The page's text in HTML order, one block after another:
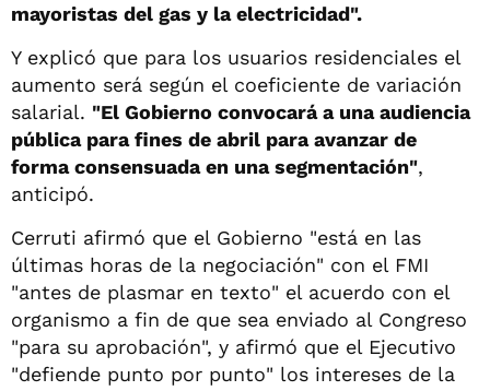
mayoristas del gas y la electricidad".
Y explicó que para los usuarios residenciales el
aumento será según el coeficiente de variación
salarial. "El Gobierno convocará a una audiencia
pública para fines de abril para avanzar de
forma consensuada en una segmentación",
anticipó.
Cerruti afirmó que el Gobierno "está en las
últimas horas de la negociación" con el FMI
"antes de plasmar en texto" el acuerdo con el
organismo a fin de que sea enviado al Congreso
"para su aprobación", y afirmó que el Ejecutivo
"defiende punto por punto" los intereses de la